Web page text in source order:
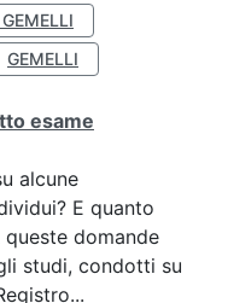
GEMELLI
esame
alcune
E quanto
queste domande
studi, condotti su